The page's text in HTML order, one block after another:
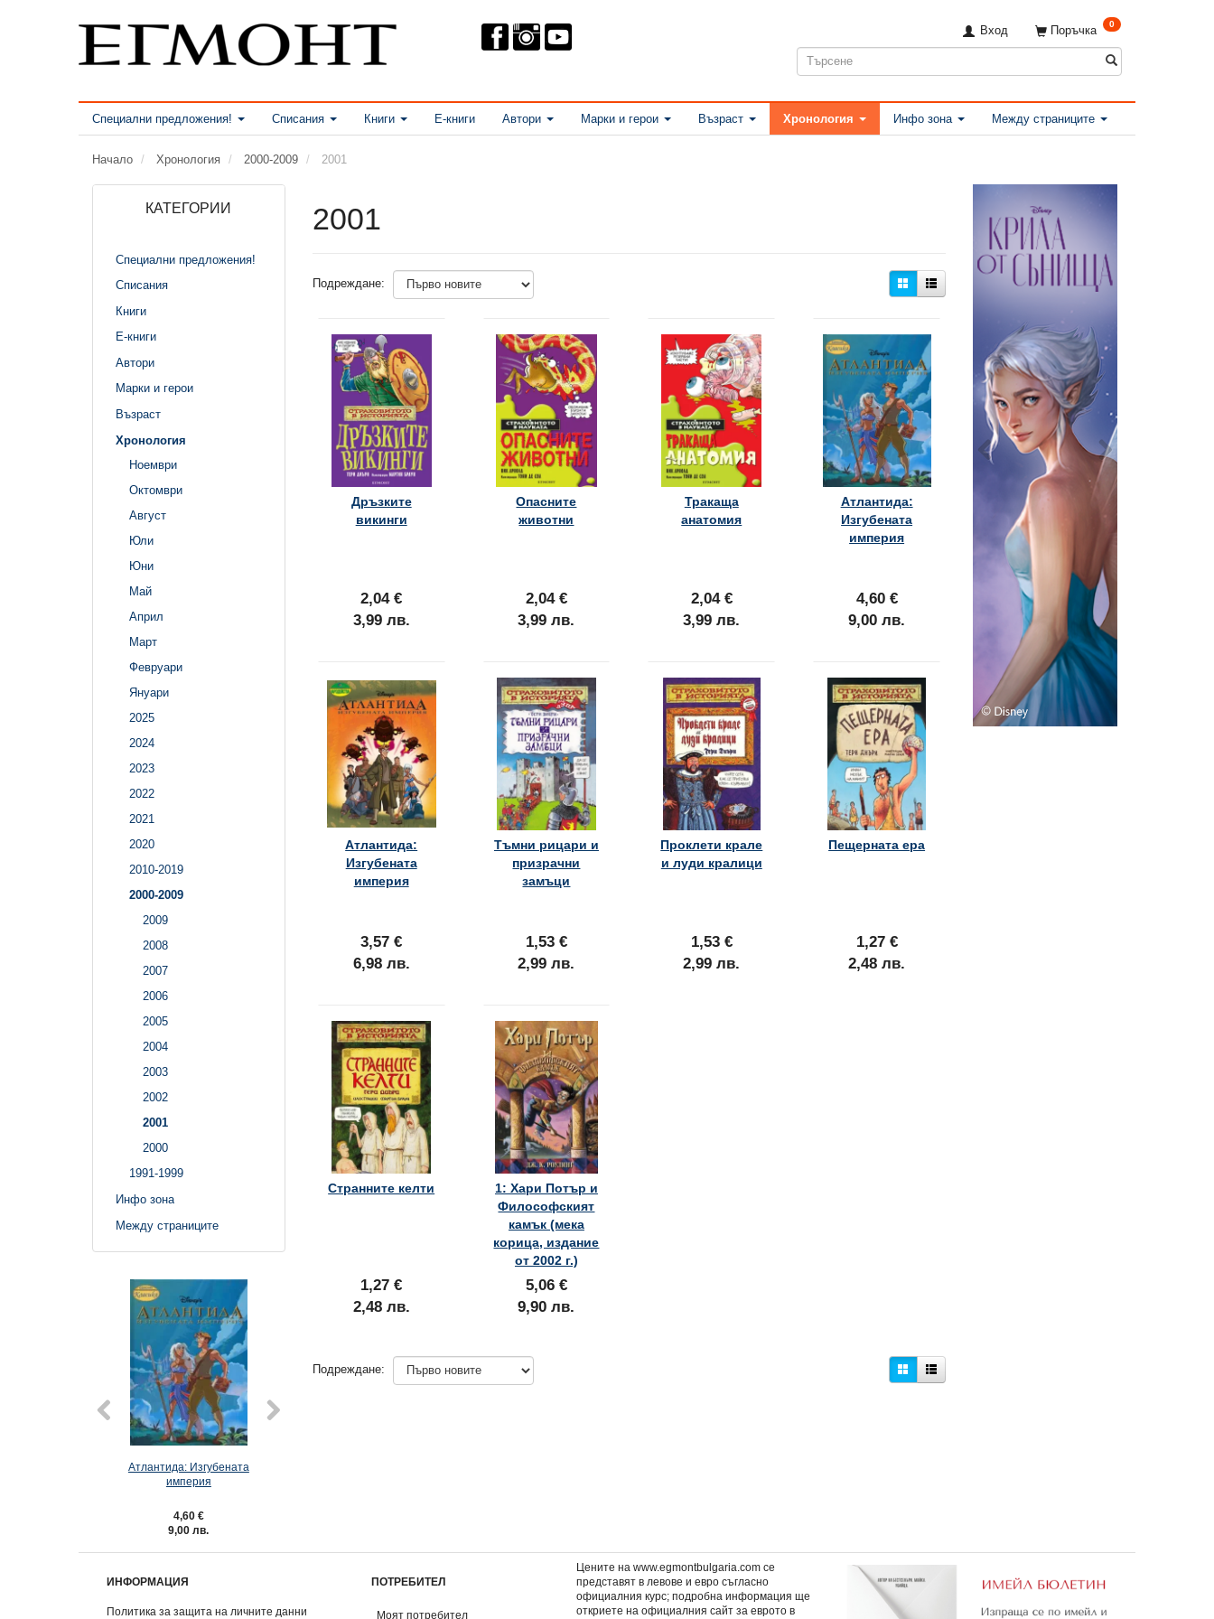
Поръчка 0
Вход
Специални предложения! Списания Книги Е-книги Автори Марки и герои Възраст Хронология Инфо зона Между страниците
Начало Хронология 2000-2009 2001
КАТЕГОРИИ
Специални предложения!
Списания
Книги
Е-книги
Автори
Марки и герои
Възраст
Хронология
Ноември
Октомври
Август
Юли
Юни
Май
Април
Март
Февруари
Януари
2025
2024
2023
2022
2021
2020
2010-2019
2000-2009
2009
2008
2007
2006
2005
2004
2003
2002
2001
2000
1991-1999
Инфо зона
Между страниците
Атлантида: Изгубената
империя
4,60 €
9,00 лв.
2001
Подреждане:
Дръзките
викинги
2,04 €
3,99 лв.
Опасните
животни
2,04 €
3,99 лв.
Тракаща
анатомия
2,04 €
3,99 лв.
Атлантида:
Изгубената
империя
4,60 €
9,00 лв.
Атлантида:
Изгубената
империя
3,57 €
6,98 лв.
Тъмни рицари и
призрачни
замъци
1,53 €
2,99 лв.
Проклети крале
и луди кралици
1,53 €
2,99 лв.
Пещерната ера
1,27 €
2,48 лв.
Странните келти
1,27 €
2,48 лв.
1: Хари Потър и
Философският
камък (мека
корица, издание
от 2002 г.)
5,06 €
9,90 лв.
Подреждане:
ИНФОРМАЦИЯ
Политика за защита на личните данни
ПОТРЕБИТЕЛ
Моят потребител
Цените на www.egmontbulgaria.com се
представят в левове и евро съгласно
официалния курс; подробна информация ще
откриете наофициалния сайт за еврото в